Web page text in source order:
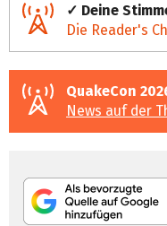
✓ Deine
Die Reader's
QuakeCon
News auf der